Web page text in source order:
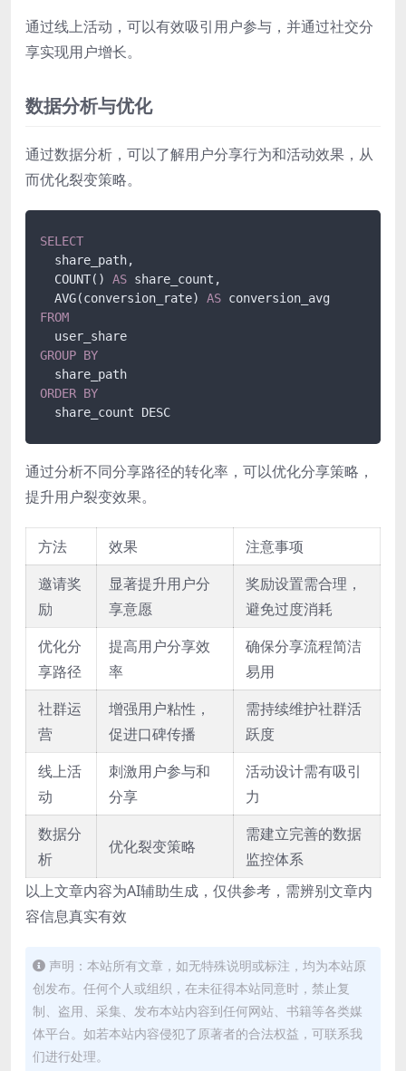
通过线上活动，可以有效吸引用户参与，并通过社交分
享实现用户增长。
数据分析与优化
通过数据分析，可以了解用户分享行为和活动效果，从
而优化裂变策略。
SELECT
  share_path,
  COUNT()
AS share_count,
  AVG(conversion_rate)
AS
FROM
GROUP BY
ORDER BY
  share_count DESC
通过分析不同分享路径的转化率，可以优化分享策略，
提升用户裂变效果。
方法 效果
注意事项
邀请奖
励
显著提升用户分
享意愿
奖励设置需合理，
避免过度消耗
优化分
享路径
提高用户分享效
率
确保分享流程简洁
易用
社群运
营
增强用户粘性，
促进口碑传播
需持续维护社群活
跃度
线上活
动
刺激用户参与和
分享
活动设计需有吸引
力
数据分
析
优化裂变策略
需建立完善的数据
监控体系
以上文章内容为AI辅助生成，仅供参考，需辨别文章内
容信息真实有效
声明：本站所有文章，如无特殊说明或标注，均为本站原
创发布。任何个人或组织，在未征得本站同意时，禁止复
制、盗用、采集、发布本站内容到任何网站、书籍等各类媒
体平台。如若本站内容侵犯了原著者的合法权益，可联系我
们进行处理。